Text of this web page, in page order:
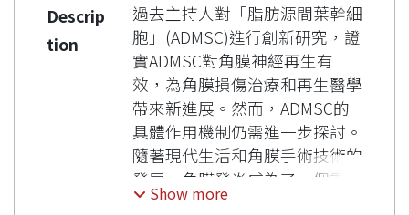
Descrip
tion
過去主持人對「脂肪源間葉幹細
胞」(ADMSC)進行創新研究，證
實ADMSC對角膜神經再生有
效，為角膜損傷治療和再生醫學
帶來新進展。然而，ADMSC的
具體作用機制仍需進一步探討。
隨著現代生活和角膜手術技術的
發展，角膜發炎成為了一個重要
的醫學議題。本三年計劃將透過
Show more